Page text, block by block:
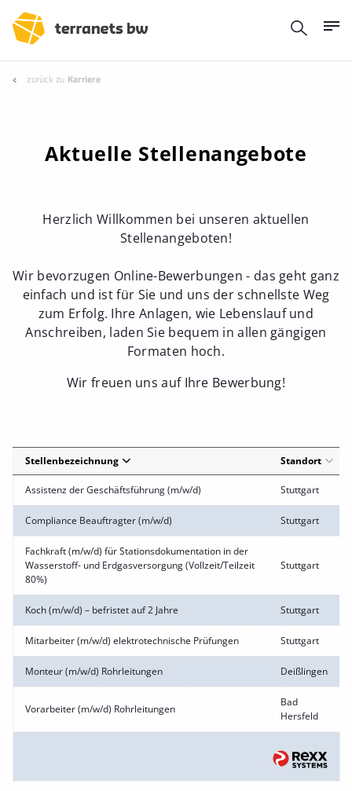
zurück zu Karriere
Aktuelle Stellenangebote
Herzlich Willkommen bei unseren aktuellen
Stellenangeboten!
Wir bevorzugen Online-Bewerbungen - das geht ganz
einfach und ist für Sie und uns der schnellste Weg
zum Erfolg. Ihre Anlagen, wie Lebenslauf und
Anschreiben, laden Sie bequem in allen gängigen
Formaten hoch.
Wir freuen uns auf Ihre Bewerbung!
Stellenbezeichnung Standort
Assistenz der Geschäftsführung (m/w/d) Stuttgart
Compliance Beauftragter (m/w/d) Stuttgart
Fachkraft (m/w/d) für Stationsdokumentation in der
Wasserstoff- und Erdgasversorgung (Vollzeit/Teilzeit
80%)
Stuttgart
Koch (m/w/d) – befristet auf 2 Jahre Stuttgart
Mitarbeiter (m/w/d) elektrotechnische Prüfungen Stuttgart
Monteur (m/w/d) Rohrleitungen Deißlingen
Vorarbeiter (m/w/d) Rohrleitungen
Bad
Hersfeld